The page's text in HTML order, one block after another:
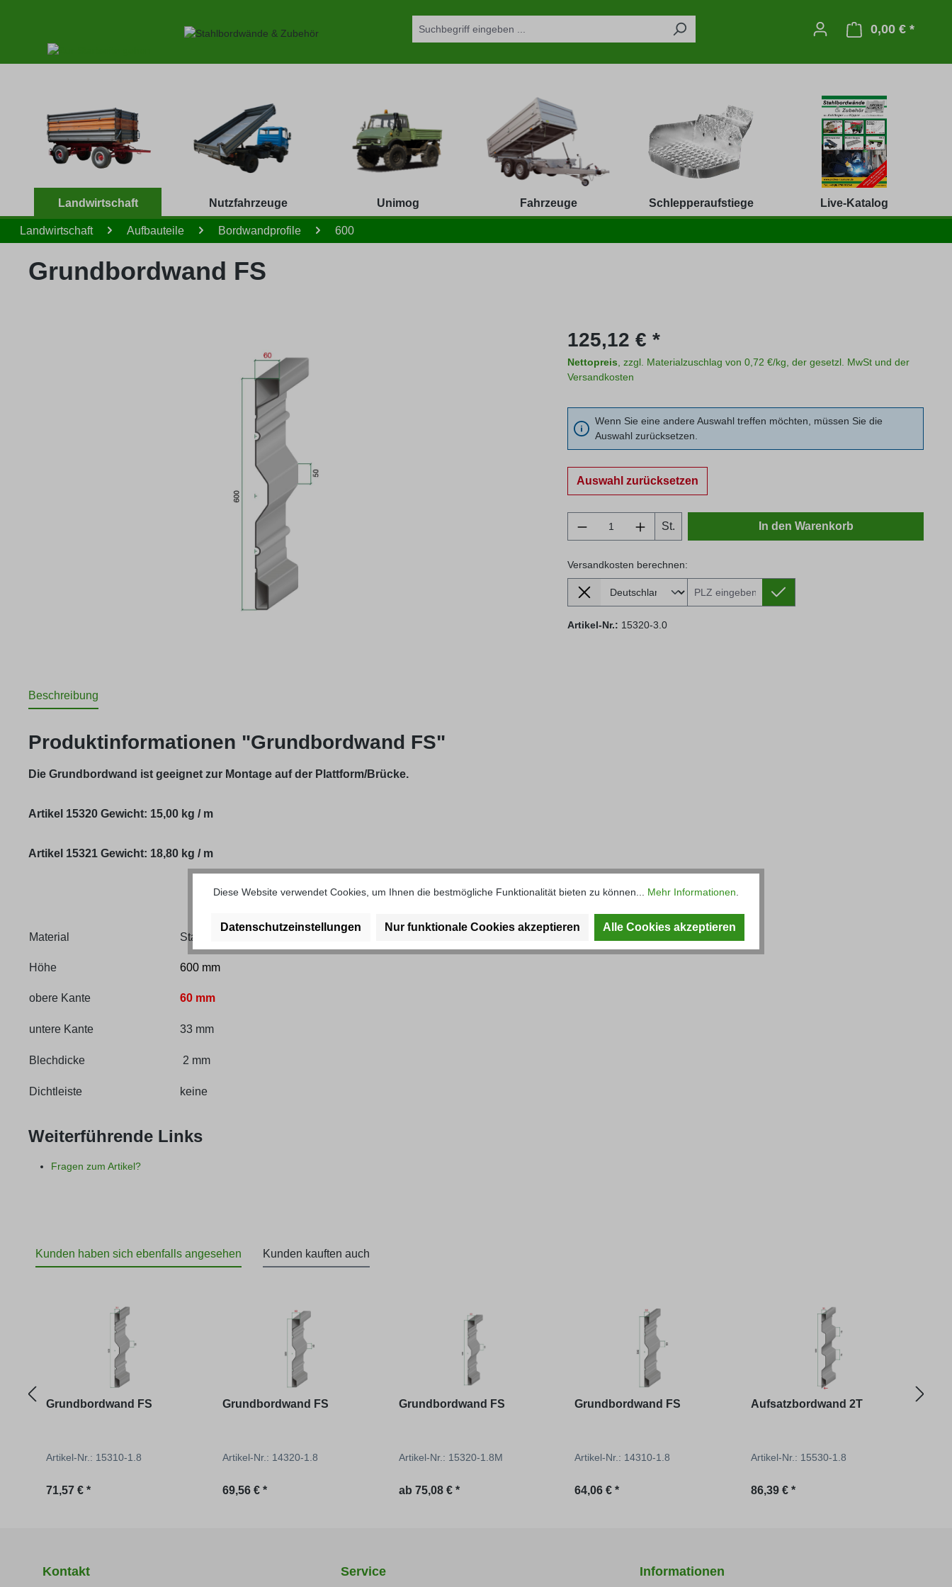
0,00 € *
Landwirtschaft Nutzfahrzeuge Unimog Fahrzeuge Schlepperaufstiege Live-Katalog
Landwirtschaft Aufbauteile Bordwandprofile 600
Grundbordwand FS
Regulärer Preis:
125,12 € *
Nettopreis , zzgl. Materialzuschlag von 0,72 €/kg, der gesetzl. MwSt und der
Versandkosten
Wenn Sie eine andere Auswahl treffen möchten, müssen Sie die
Auswahl zurücksetzen.
Auswahl zurücksetzen
Produkt Anzahl: Gib den gewünschten Wert ein
St. In den Warenkorb
Versandkosten berechnen:
Lieferland
Versandkosten berechnen:
Artikel-Nr.: 15320-3.0
Beschreibung
Produktinformationen "Grundbordwand FS"
Die Grundbordwand ist geeignet zur Montage auf der Plattform/Brücke.
Artikel 15320 Gewicht: 15,00 kg / m
Artikel 15321 Gewicht: 18,80 kg / m
Material Stahl
Höhe 600 mm
obere Kante 60 mm
untere Kante 33 mm
Blechdicke 2 mm
Dichtleiste keine
Weiterführende Links
Fragen zum Artikel?
Kunden haben sich ebenfalls angesehen Kunden kauften auch
Grundbordwand FS
Artikel-Nr.: 15310-1.8
Regulärer Preis:
71,57 € *
Grundbordwand FS
Artikel-Nr.: 14320-1.8
Regulärer Preis:
69,56 € *
Grundbordwand FS
Artikel-Nr.: 15320-1.8M
Regulärer Preis:
ab 75,08 € *
Grundbordwand FS
Artikel-Nr.: 14310-1.8
Regulärer Preis:
64,06 € *
Aufsatzbordwand 2T
Artikel-Nr.: 15530-1.8
Regulärer Preis:
86,39 € *
Kontakt Service Informationen
Diese Website verwendet Cookies, um Ihnen die bestmögliche Funktionalität bieten zu können... Mehr Informationen
Datenschutzeinstellungen Nur funktionale Cookies akzeptieren Alle Cookies akzeptieren